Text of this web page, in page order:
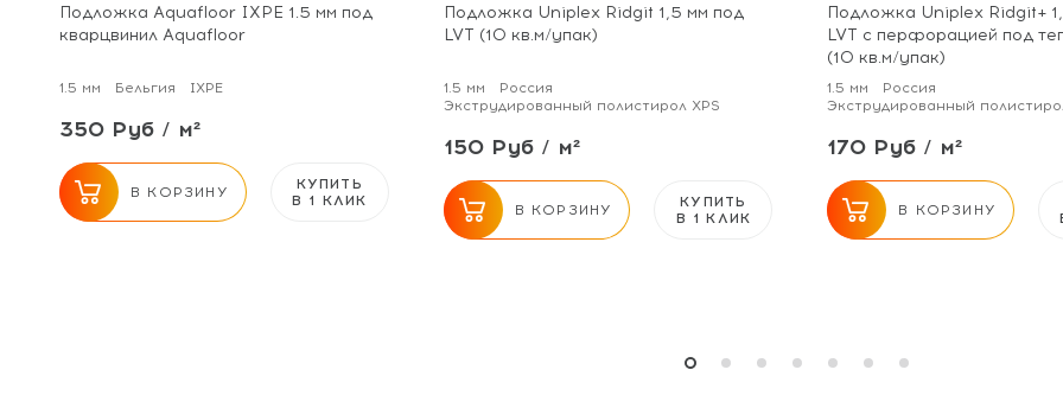
Подложка Aquafloor IXPE 1.5 мм под
кварцвинил Aquafloor
1.5 мм Бельгия IXPE
350 Руб / м²
В КОРЗИНУ
КУПИТЬ
В 1 КЛИК
Подложка Uniplex Ridgit 1,5 мм под
LVT (10 кв.м/упак)
1.5 мм
Россия
Экструдированный полистирол XPS
150 Руб / м²
В КОРЗИНУ
КУПИТЬ
В 1 КЛИК
Подложка Uniplex Ridgit+
LVT с перфорацией под
(10 кв.м/упак)
1.5 мм
Россия
Экструдированный
170 Руб / м²
В КОРЗИНУ